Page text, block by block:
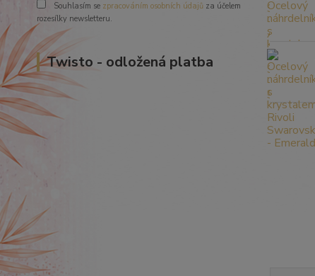
Souhlasím se zpracováním osobních údajů za účelem
rozesílky newsletteru.
Twisto - odložená platba